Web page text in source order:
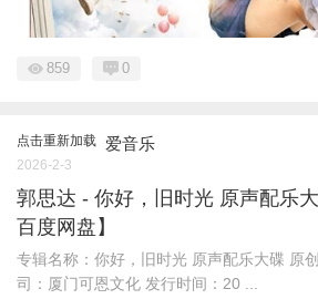
859 0
点击重新加载 爱音乐
2026-2-3
郭思达 - 你好，旧时光 原声配乐
百度网盘】
专辑名称：你好，旧时光 原声配乐大碟 原
司：厦门可恩文化 发行时间：20 ...